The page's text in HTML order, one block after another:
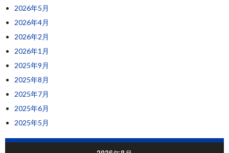
2026年5月
2026年4月
2026年2月
2026年1月
2025年9月
2025年8月
2025年7月
2025年6月
2025年5月